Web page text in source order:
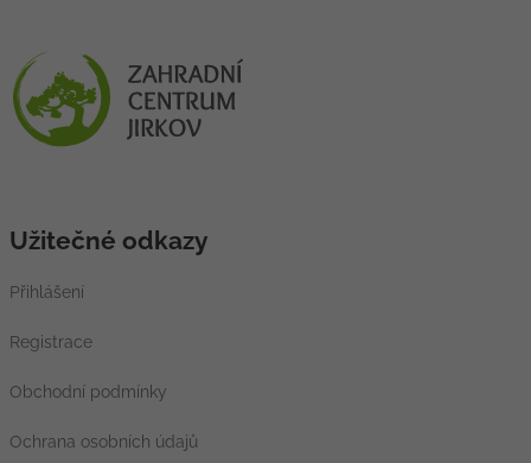
Užitečné odkazy
Přihlášení
Registrace
Obchodní podmínky
Ochrana osobních údajů